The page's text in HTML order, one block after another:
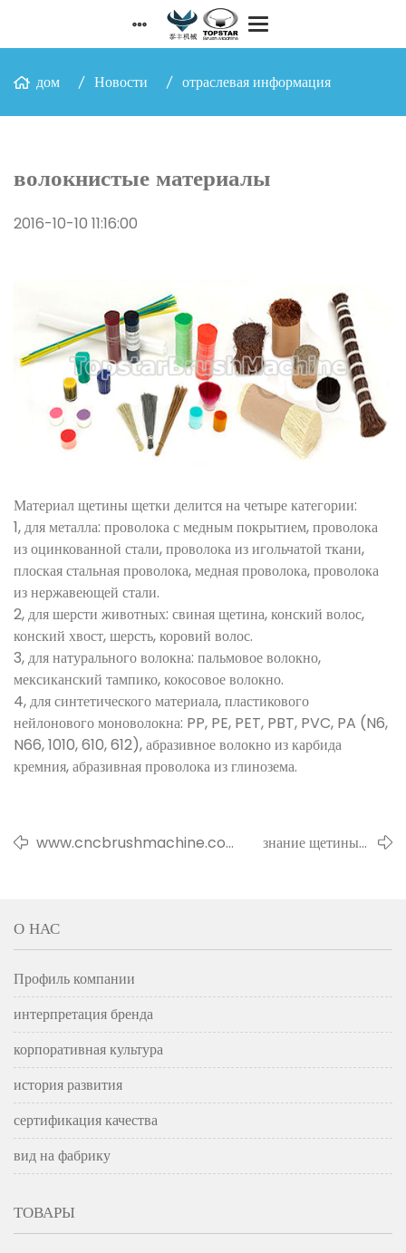
дом Новости отраслевая информация
волокнистые материалы
2016-10-10 11:16:00
Материал щетины щетки делится на четыре категории:
1, для металла: проволока с медным покрытием, проволока
из оцинкованной стали, проволока из игольчатой ​​ткани,
плоская стальная проволока, медная проволока, проволока
из нержавеющей стали.
2, для шерсти животных: свиная щетина, конский волос,
конский хвост, шерсть, коровий волос.
3, для натурального волокна: пальмовое волокно,
мексиканский тампико, кокосовое волокно.
4, для синтетического материала, пластикового
нейлонового моноволокна: PP, PE, PET, PBT, PVC, PA (N6,
N66, 1010, 610, 612), абразивное волокно из карбида
кремния, абразивная проволока из глинозема.
www.cncbrushmachine.com
знание щетины /
О НАС
Профиль компании
интерпретация бренда
корпоративная культура
история развития
сертификация качества
вид на фабрику
ТОВАРЫ